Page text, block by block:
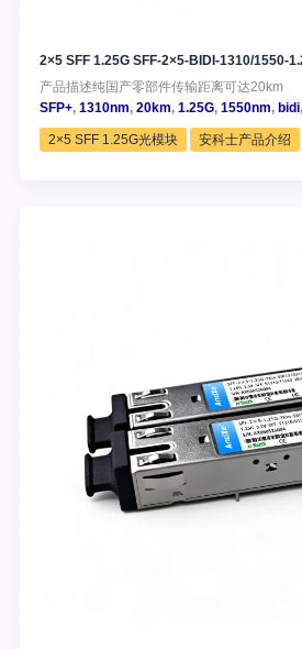
2×5 SFF 1.25G SFF-2×5-BIDI-1310/1550-
产品描述纯国产零部件传输距离可达20km
SFP+,1310nm,20km,1.25G,1550nm, bidi
2×5 SFF 1.25G光模块 安科士产品介绍